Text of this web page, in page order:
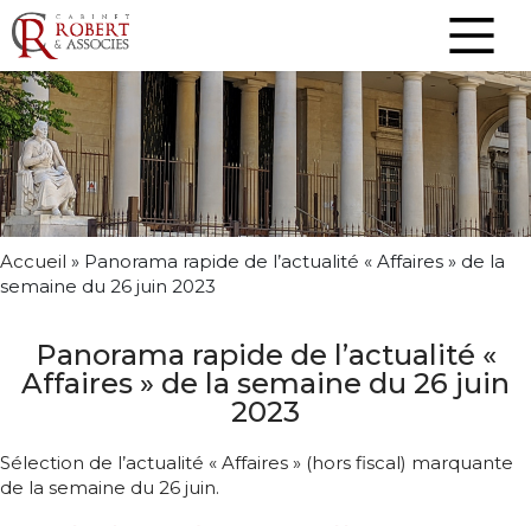
Accueil » Panorama rapide de l’actualité « Affaires » de la
semaine du 26 juin 2023
Panorama rapide de l’actualité «
Affaires » de la semaine du 26 juin
2023
Sélection de l’actualité « Affaires » (hors fiscal) marquante
de la semaine du 26 juin.